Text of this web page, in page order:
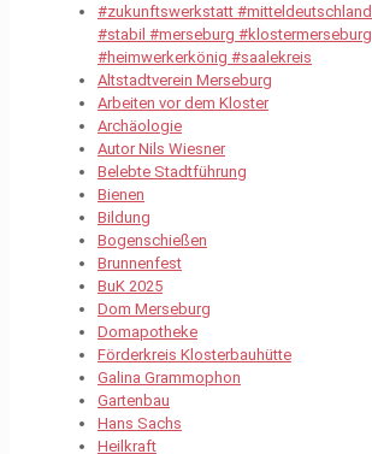
#zukunftswerkstatt #mitteldeutschland
#stabil #merseburg #klostermerseburg
#heimwerkerkönig #saalekreis
Altstadtverein Merseburg
Arbeiten vor dem Kloster
Archäologie
Autor Nils Wiesner
Belebte Stadtführung
Bienen
Bildung
Bogenschießen
Brunnenfest
BuK 2025
Dom Merseburg
Domapotheke
Förderkreis Klosterbauhütte
Galina Grammophon
Gartenbau
Hans Sachs
Heilkraft